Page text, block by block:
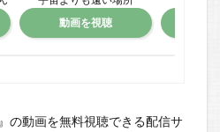
動画を視聴
の動画を無料視聴できる配信サ